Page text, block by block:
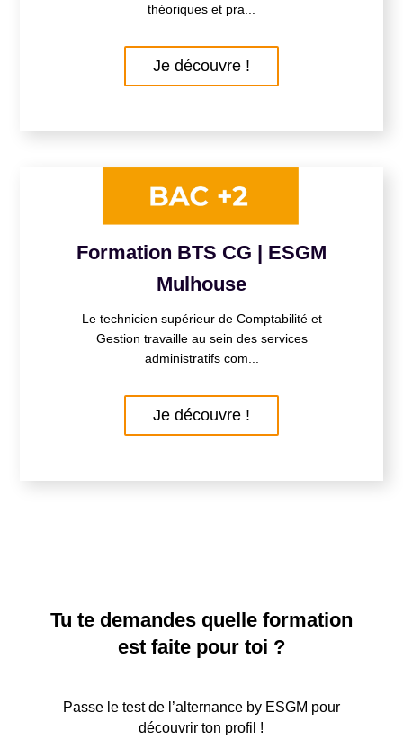
théoriques et pra...
Je découvre !
Formation BTS CG | ESGM
Mulhouse
Le technicien supérieur de Comptabilité et
Gestion travaille au sein des services
administratifs com...
Je découvre !
Tu te demandes quelle formation
est faite pour toi ?
Passe le test de l’alternance by ESGM pour
découvrir ton profil !